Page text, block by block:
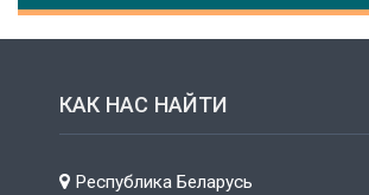
КАК НАС НАЙТИ
Республика Беларусь